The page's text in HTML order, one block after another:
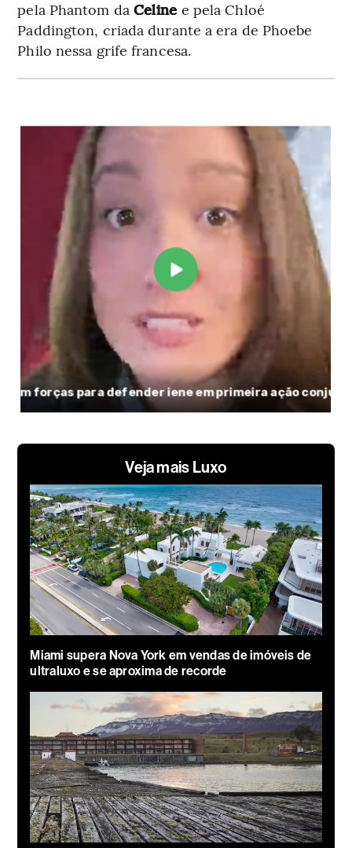
pela Phantom da Celine e pela Chloé
Paddington, criada durante a era de Phoebe
Philo nessa grife francesa.
Veja mais Luxo
Miami supera Nova York em vendas de imóveis de
ultraluxo e se aproxima de recorde